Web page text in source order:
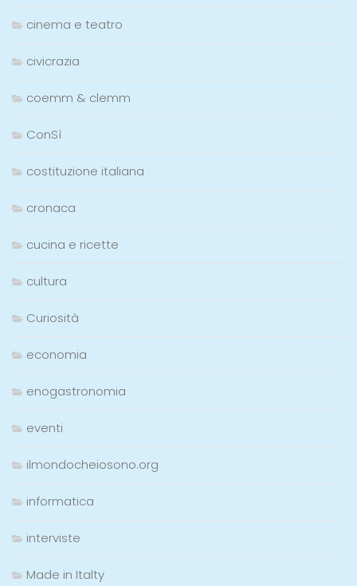
cinema e teatro
civicrazia
coemm & clemm
ConSì
costituzione italiana
cronaca
cucina e ricette
cultura
Curiosità
economia
enogastronomia
eventi
ilmondocheiosono.org
informatica
interviste
Made in Italty